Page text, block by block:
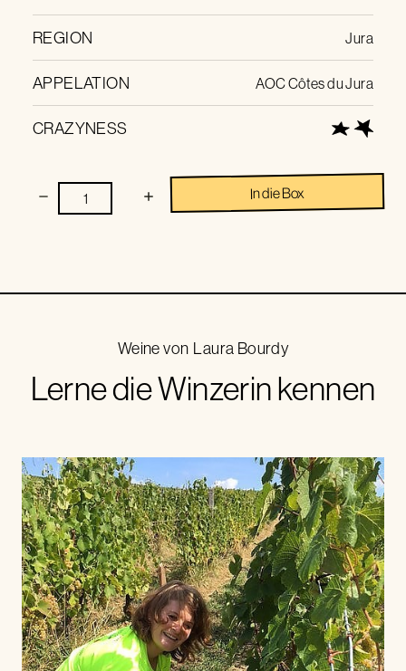
REGION Jura
APPELATION AOC Côtes du Jura
CRAZYNESS
In die Box
Weine von Laura Bourdy
Lerne die Winzerin kennen